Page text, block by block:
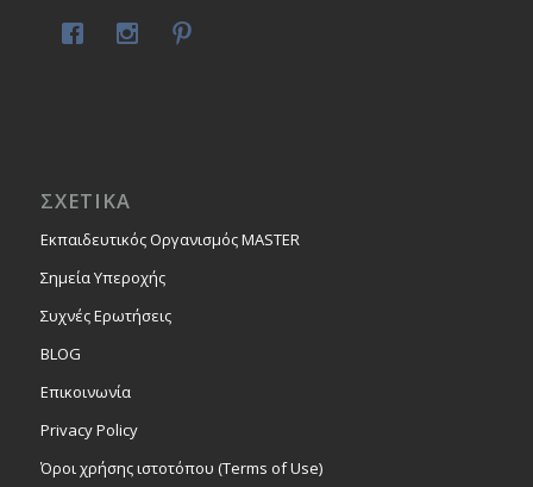
ΣΧΕΤΙΚΑ
Εκπαιδευτικός Οργανισμός MASTER
Σημεία Υπεροχής
Συχνές Ερωτήσεις
BLOG
Επικοινωνία
Privacy Policy
Όροι χρήσης ιστοτόπου (Terms of Use)